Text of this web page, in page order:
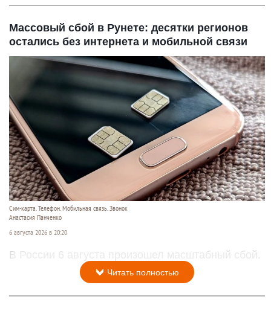
Массовый сбой в Рунете: десятки регионов
остались без интернета и мобильной связи
Сим-карта. Телефон. Мобильная связь. Звонок
Анастасия Панченко
6 августа 2026 в 20:20
В России 6 августа произошел масштабный сбой.
Читать полностью